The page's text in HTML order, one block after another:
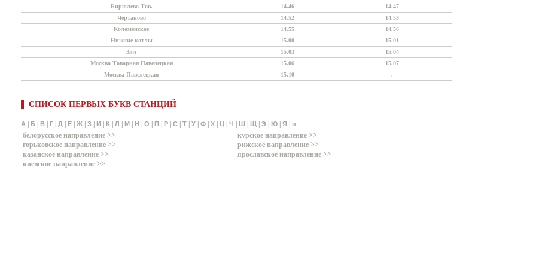
Бирюлево Тов.
14.46
14.47
Чертаново
14.52
14.53
Коломенское
14.55
14.56
Нижние котлы
15.00
15.01
Зил
15.03
15.04
Москва Товарная Павелецкая
15.06
15.07
Москва Павелецкая
15.10 .
СПИСОК ПЕРВЫХ БУКВ СТАНЦИЙ
А Б В Г Д Е Ж З И К Л М Н О П Р С Т У Ф Х Ц Ч Ш Щ Э Ю Я п
белорусское направление >>
горьковское направление >>
казанское направление >>
киевское направление >>
курское направление >>
рижское направление >>
ярославское направление >>